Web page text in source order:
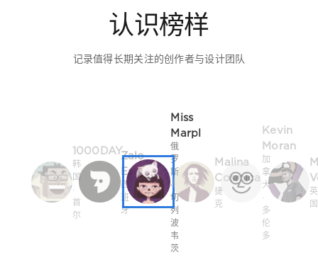
认识榜样
记录值得长期关注的创作者与设计团队
1000DAY
韩
国
·
首
尔
Zalo
Estévez
西
班
牙
Miss
Marpl
俄
罗
斯
·
切
列
波
韦
茨
Malina
Cosmica
捷
克
Kevin
Moran
加
拿
大
·
多
伦
多
英
国